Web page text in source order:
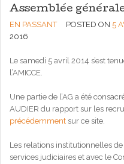
Assemblée
EN PASSANT POSTED ON 5
2016
Le samedi 5 avril 2014 s’est
l’AMICCE.
Une partie de l’AG a été
AUDIER du rapport sur les
précédemment sur ce site.
Les relations institutionnelles
services judiciaires et avec le